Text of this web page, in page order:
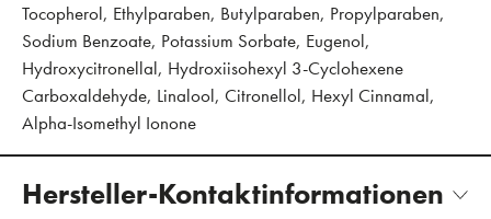
Tocopherol, Ethylparaben, Butylparaben, Propylparaben,
Sodium Benzoate, Potassium Sorbate, Eugenol,
Hydroxycitronellal, Hydroxiisohexyl 3-Cyclohexene
Carboxaldehyde, Linalool, Citronellol, Hexyl Cinnamal,
Alpha-Isomethyl Ionone
Hersteller-Kontaktinformationen